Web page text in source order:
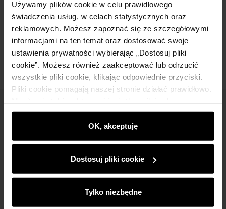
Używamy plików cookie w celu prawidłowego
świadczenia usług, w celach statystycznych oraz
reklamowych. Możesz zapoznać się ze szczegółowymi
informacjami na ten temat oraz dostosować swoje
ustawienia prywatności wybierając „Dostosuj pliki
cookie”. Możesz również zaakceptować lub odrzucić
wszystkie pliki cookie, klikając odpowiednie przyciski.
Pliki cookie pomagają naszej stronie działać prawidłowo.
wyświetlać im dopasowane do ich preferencji treści,
rekomendacje oraz komunikaty reklamowe informujące o
najnowszych promocjach w e-sklepie. Informacje o tym,
partnerom społecznościowym, reklamowym i
analitycznym. Partnerzy mogą połączyć te informacje z
podczas korzystania z ich usług.
OK, akceptuję
Dostosuj pliki cookie
Tylko niezbędne
Skład
Opinie
Newsletter
Bądź na bieżąco z nowościami i promocjami!
Zapisz się